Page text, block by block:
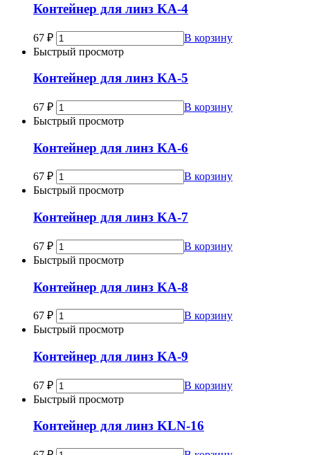
Контейнер для линз KA-4
67 ₽
В корзину
Быстрый просмотр
Контейнер для линз KA-5
67 ₽
В корзину
Быстрый просмотр
Контейнер для линз KA-6
67 ₽
В корзину
Быстрый просмотр
Контейнер для линз KA-7
67 ₽
В корзину
Быстрый просмотр
Контейнер для линз KA-8
67 ₽
В корзину
Быстрый просмотр
Контейнер для линз KA-9
67 ₽
В корзину
Быстрый просмотр
Контейнер для линз KLN-16